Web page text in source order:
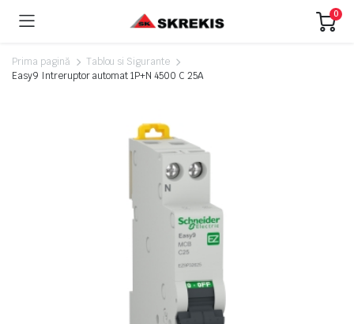
0
Prima pagină
Tablou si Sigurante
Easy9 Intreruptor automat 1P+N 4500 C 25A